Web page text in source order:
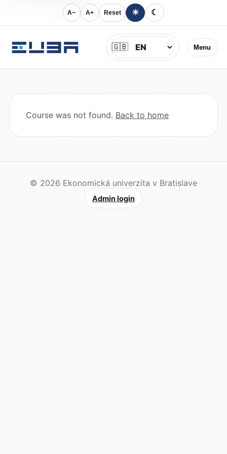
A− A+ Reset ☀ ☾
Menu
Jazyk
🇬🇧
Course was not found. Back to home
© 2026 Ekonomická univerzita v Bratislave
Admin login